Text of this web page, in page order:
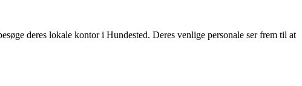
deres lokale kontor i Hundested. Deres venlige personale ser frem til at